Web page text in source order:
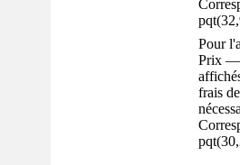
pqt(
Pour
Prix —
frais
pqt(